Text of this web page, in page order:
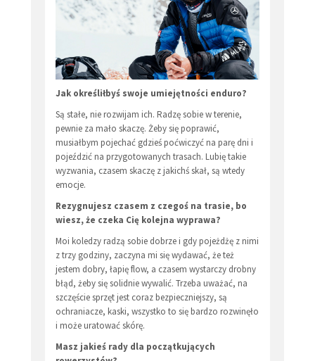
Jak określiłbyś swoje umiejętności enduro?
Są stałe, nie rozwijam ich. Radzę sobie w terenie,
pewnie za mało skaczę. Żeby się poprawić,
musiałbym pojechać gdzieś poćwiczyć na parę dni i
pojeździć na przygotowanych trasach. Lubię takie
wyzwania, czasem skaczę z jakichś skał, są wtedy
emocje.
Rezygnujesz czasem z czegoś na trasie, bo
wiesz, że czeka Cię kolejna wyprawa?
Moi koledzy radzą sobie dobrze i gdy pojeżdżę z nimi
z trzy godziny, zaczyna mi się wydawać, że też
jestem dobry, łapię flow, a czasem wystarczy drobny
błąd, żeby się solidnie wywalić. Trzeba uważać, na
szczęście sprzęt jest coraz bezpieczniejszy, są
ochraniacze, kaski, wszystko to się bardzo rozwinęło
i może uratować skórę.
Masz jakieś rady dla początkujących